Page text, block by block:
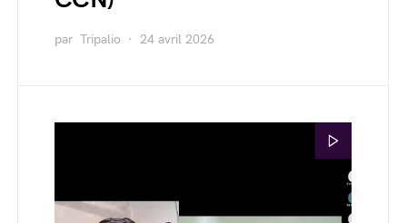
par Tripalio 24 avril 2026